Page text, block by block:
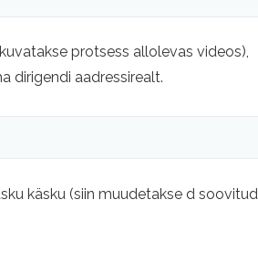
protsess allolevas videos),
dirigendi aadressirealt.
käsku (siin muudetakse d soovitud